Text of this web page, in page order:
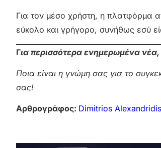
Για τον μέσο χρήστη, η πλατφόρμα
εύκολο και γρήγορο, συνήθως εσύ
Για περισσότερα ενημερωμένα νέα,
Ποια είναι η γνώμη σας για το
σας!
Αρθρογράφος: Dimitrios Alexandridis